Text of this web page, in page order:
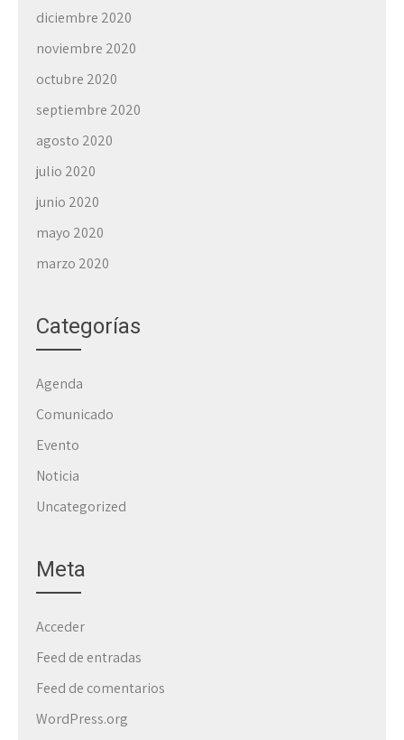
diciembre 2020
noviembre 2020
octubre 2020
septiembre 2020
agosto 2020
julio 2020
junio 2020
mayo 2020
marzo 2020
Categorías
Agenda
Comunicado
Evento
Noticia
Uncategorized
Meta
Acceder
Feed de entradas
Feed de comentarios
WordPress.org